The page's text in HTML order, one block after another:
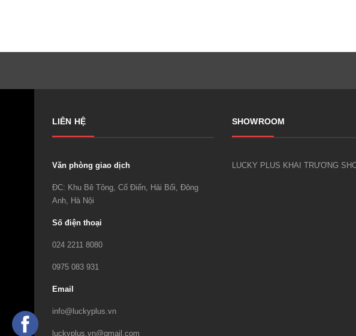
LIÊN HỆ
Văn phòng giao dịch
ĐC: Khu Bê Tông, Cổ Điển, Hải Bối, Đông
Anh, Hà Nội
Số điện thoại
024 2211 8080
0975 083 931
Email
info@luckyplus.vn
luckyplus.vn@gmail.com
SHOWROOM